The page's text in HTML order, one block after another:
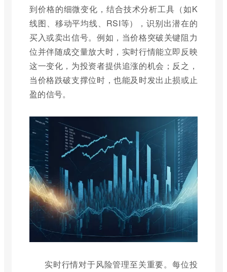
到价格的细微变化，结合技术分析工具（如K
线图、移动平均线、RSI等），识别出潜在的
买入或卖出信号。例如，当价格突破关键阻力
位并伴随成交量放大时，实时行情能立即反映
这一变化，为投资者提供追涨的机会；反之，
当价格跌破支撑位时，也能及时发出止损或止
盈的信号。
实时行情对于风险管理至关重要。每位投